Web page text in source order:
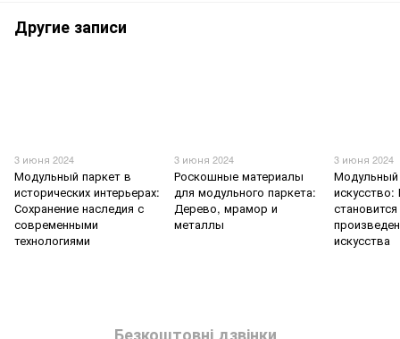
Другие записи
3 июня 2024
Модульный паркет в
исторических интерьерах:
Сохранение наследия с
современными
технологиями
3 июня 2024
Роскошные материалы
для модульного паркета:
Дерево, мрамор и
металлы
3 июня 2024
Модульный
становится
искусства
Безкоштовні дзвінки